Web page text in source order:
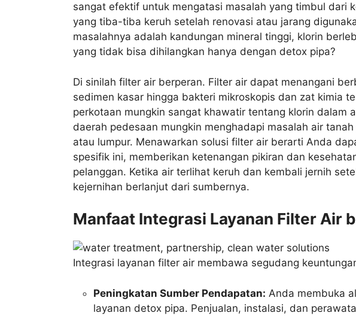
sangat efektif untuk mengatasi masalah yang timbul dari
yang tiba-tiba keruh setelah renovasi atau jarang
masalahnya adalah kandungan mineral tinggi, klorin
yang tidak bisa dihilangkan hanya dengan detox pipa?
Di sinilah filter air berperan. Filter air dapat menangani
sedimen kasar hingga bakteri mikroskopis dan zat kimia
perkotaan mungkin sangat khawatir tentang klorin dalam
daerah pedesaan mungkin menghadapi masalah air
atau lumpur. Menawarkan solusi filter air berarti Anda
spesifik ini, memberikan ketenangan pikiran dan
pelanggan. Ketika air terlihat keruh dan kembali jernih
kejernihan berlanjut dari sumbernya.
Manfaat Integrasi Layanan Filter Air
Integrasi layanan filter air membawa segudang
Peningkatan Sumber Pendapatan: Anda membuka
layanan detox pipa. Penjualan, instalasi, dan